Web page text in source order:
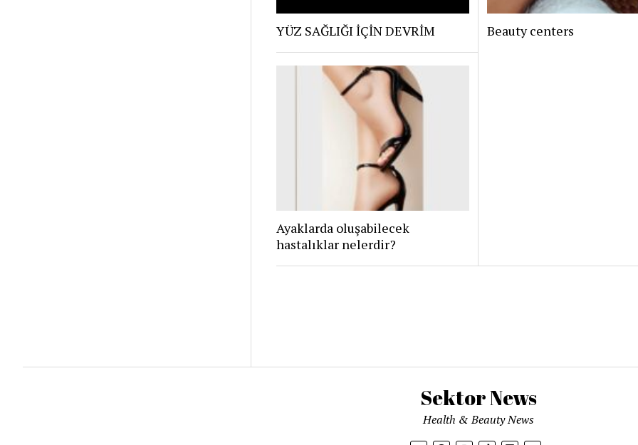
YÜZ SAĞLIĞI İÇİN DEVRİM Beauty centers
Ayaklarda oluşabilecek
hastalıklar nelerdir?
Sektor News
Health & Beauty News